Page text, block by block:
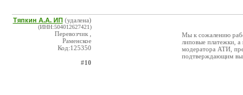
Тяпкин А.А. ИП (удалена)
(ИНН:504012627421)
Перевозчик ,
Раменское
Код:125350
#10
Мы к сожалению
липовые платежки, а
модератора АТИ,
подтверждающим